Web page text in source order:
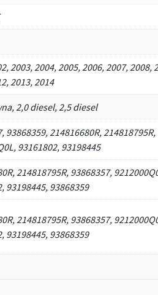
2003, 2004, 2005, 2006, 2007, 2008,
2013, 2014
2,0 diesel, 2,5 diesel
93868359, 214816680R, 214818795R,
93161802, 93198445
214818795R, 93868357,
93198445, 93868359
214818795R, 93868357,
93198445, 93868359